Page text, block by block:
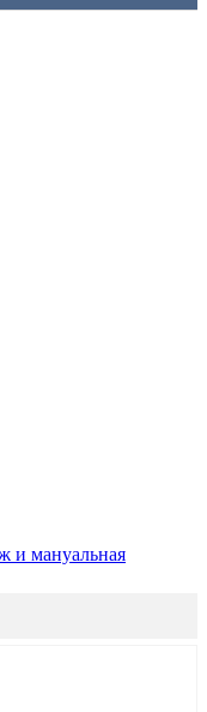
и мануальная